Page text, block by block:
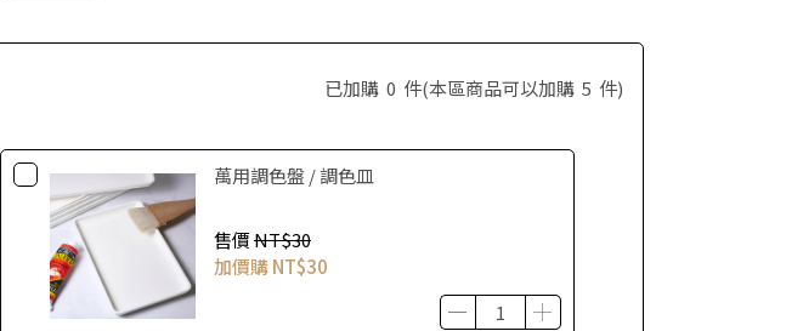
已加購 0 件(本區商品可以加購 5 件)
萬用調色盤 / 調色皿
售價NT$30
加價購NT$30